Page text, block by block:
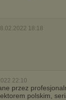
18:18
22:10
przez
polskim,